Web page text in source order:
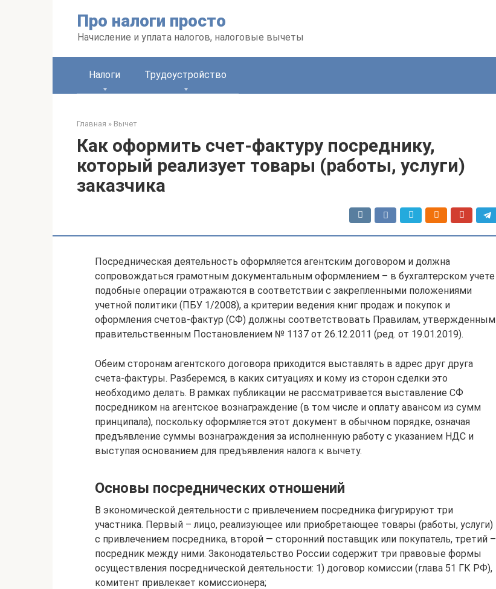
Про налоги просто
Начисление и уплата налогов, налоговые вычеты
Налоги Трудоустройство
Главная » Вычет
Как оформить счет-фактуру посреднику,
который реализует товары (работы, услуги)
заказчика
Посредническая деятельность оформляется агентским договором и должна
сопровождаться грамотным документальным оформлением – в бухгалтерском учете
подобные операции отражаются в соответствии с закрепленными положениями
учетной политики (ПБУ 1/2008), а критерии ведения книг продаж и покупок и
оформления счетов-фактур (СФ) должны соответствовать Правилам, утвержденным
правительственным Постановлением № 1137 от 26.12.2011 (ред. от 19.01.2019).
Обеим сторонам агентского договора приходится выставлять в адрес друг друга
счета-фактуры. Разберемся, в каких ситуациях и кому из сторон сделки это
необходимо делать. В рамках публикации не рассматривается выставление СФ
посредником на агентское вознаграждение (в том числе и оплату авансом из сумм
принципала), поскольку оформляется этот документ в обычном порядке, означая
предъявление суммы вознаграждения за исполненную работу с указанием НДС и
выступая основанием для предъявления налога к вычету.
Основы посреднических отношений
В экономической деятельности с привлечением посредника фигурируют три
участника. Первый – лицо, реализующее или приобретающее товары (работы, услуги)
с привлечением посредника, второй — сторонний поставщик или покупатель, третий –
посредник между ними. Законодательство России содержит три правовые формы
осуществления посреднической деятельности: 1) договор комиссии (глава 51 ГК РФ),
комитент привлекает комиссионера;